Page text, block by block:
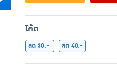
โค้ด
ลด 30.-
ลด 40.-